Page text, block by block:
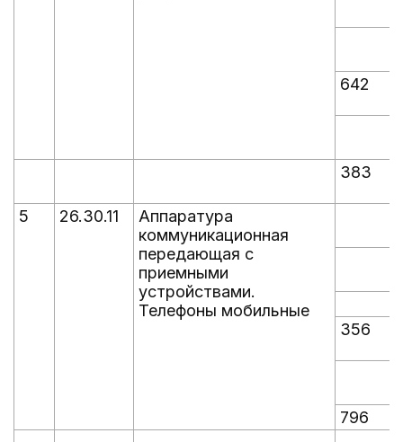
642
383
5 26.30.11
Аппаратура
коммуникационная
передающая с
приемными
устройствами.
Телефоны мобильные
356
796